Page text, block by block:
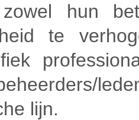
zowel hun
te
lijn.